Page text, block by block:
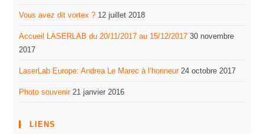
Vous avez dit vortex ? 12 juillet 2018
Accueil LASERLAB du 20/11/2017 au 15/12/2017 30 novembre
2017
LaserLab Europe: Andrea Le Marec à l’honneur 24 octobre 2017
Photo souvenir 21 janvier 2016
LIENS